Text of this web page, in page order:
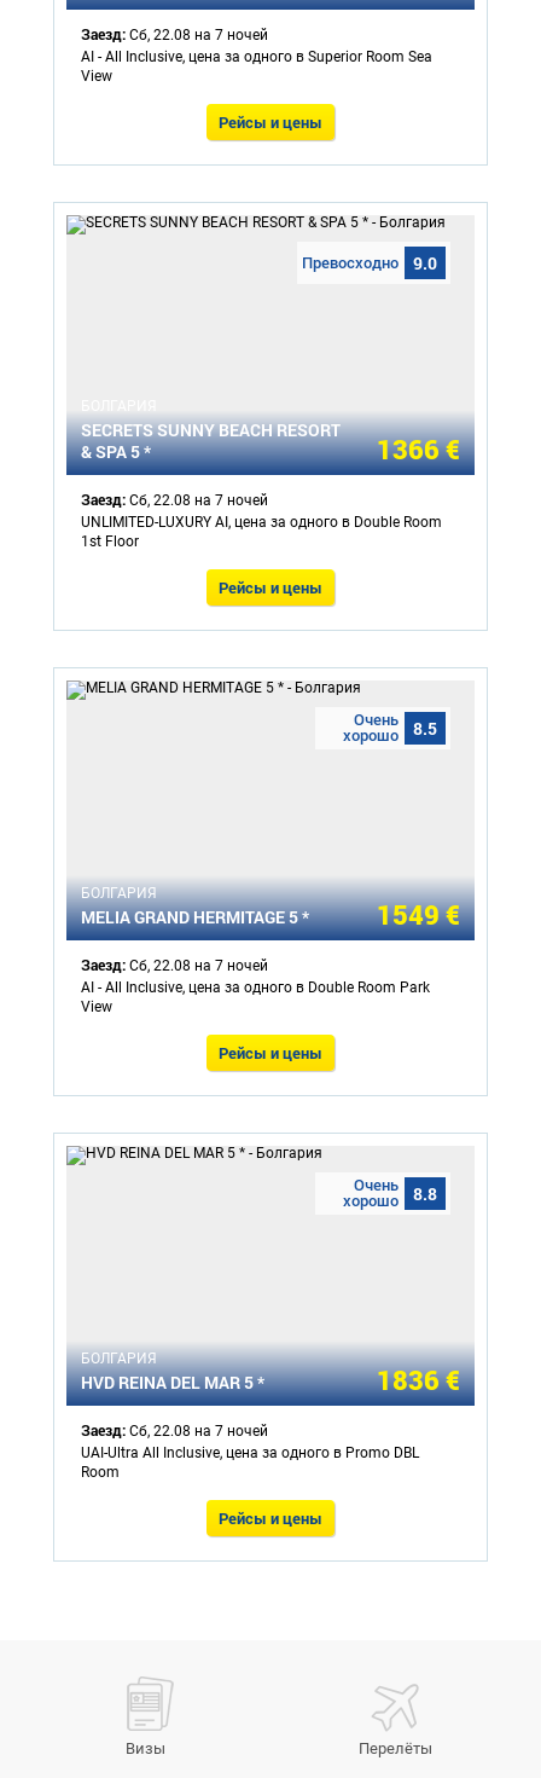
Заезд: Сб, 22.08 на 7 ночей
AI - All Inclusive, цена за одного в Superior Room Sea
View
Рейсы и цены
Превосходно 9.0
SECRETS SUNNY BEACH RESORT
& SPA 5 *
1366 €
Заезд: Сб, 22.08 на 7 ночей
UNLIMITED-LUXURY AI, цена за одного в Double Room
1st Floor
Рейсы и цены
Очень
хорошо 8.5
БОЛГАРИЯ
MELIA GRAND HERMITAGE 5 * 1549 €
Заезд: Сб, 22.08 на 7 ночей
AI - All Inclusive, цена за одного в Double Room Park
View
Рейсы и цены
Очень
хорошо 8.8
БОЛГАРИЯ
HVD REINA DEL MAR 5 * 1836 €
Заезд: Сб, 22.08 на 7 ночей
UAI-Ultra All Inclusive, цена за одного в Promo DBL
Room
Рейсы и цены
Визы Перелёты